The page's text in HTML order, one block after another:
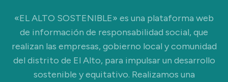
«EL ALTO SOSTENIBLE» es una plataforma web
de información de responsabilidad social, que
realizan las empresas, gobierno local y comunidad
del distrito de El Alto, para impulsar un desarrollo
sostenible y equitativo. Realizamos una